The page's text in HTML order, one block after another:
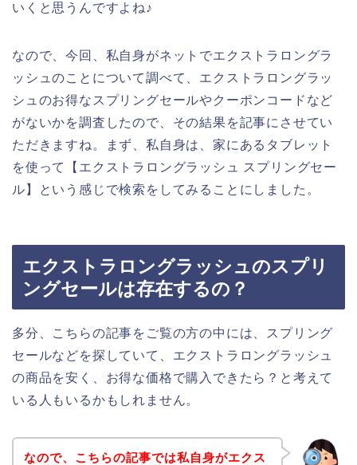
いくと思うんですよね♪
なので、今回、私自身がネットでエクストラロングラ
ッシュのことについて調べて、エクストラロングラッ
シュのお得なスプリングセールやクーポンコードなど
がないかを調査したので、その結果を記事にさせてい
ただきますね。まず、私自身は、家にあるタブレット
を使って【エクストラロングラッシュ スプリングセー
ル】という感じで検索をしてみることにしました。
エクストラロングラッシュのスプリ
ングセールは存在するの？
多分、こちらの記事をご覧の方の中には、スプリング
セールなどを探していて、エクストラロングラッシュ
の商品を安く、お得な価格で購入できたら？と考えて
いる人もいるかもしれません。
なので、こちらの記事では私自身がエクス